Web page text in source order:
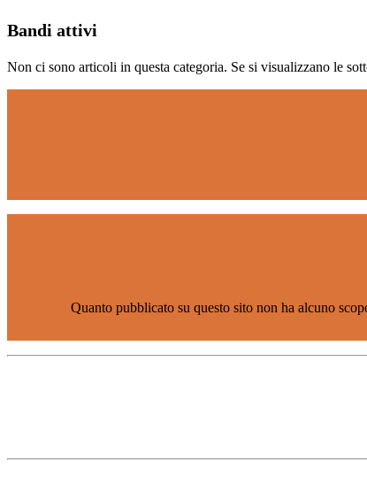
Bandi attivi
Non ci sono articoli in questa categoria. Se si visualizzano le
Quanto pubblicato su questo sito non ha alcuno